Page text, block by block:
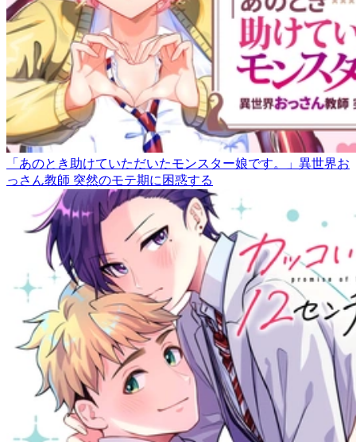
「あのとき助けていただいたモンスター娘です。」異世界お
っさん教師 突然のモテ期に困惑する